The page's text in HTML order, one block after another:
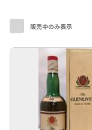
販売中のみ表示